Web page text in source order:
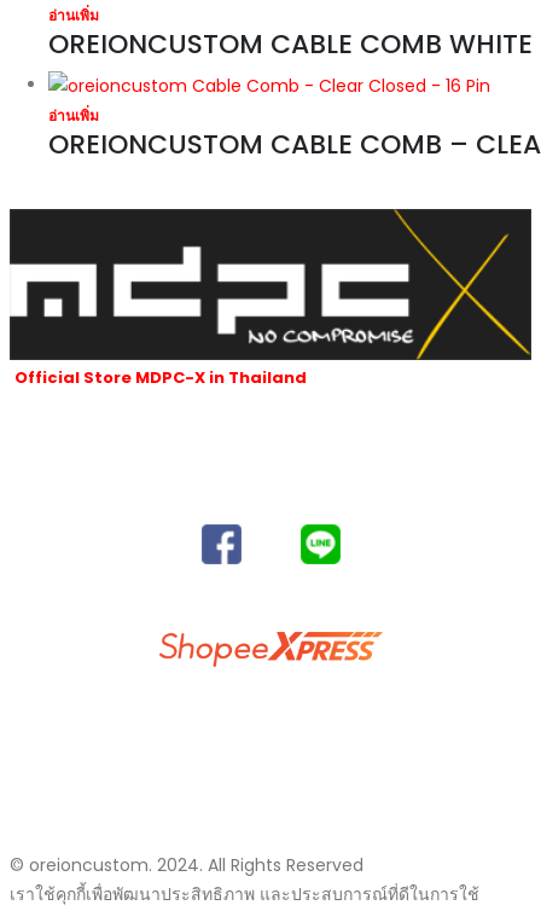
อ่านเพิ่ม
OREIONCUSTOM CABLE COMB
อ่านเพิ่ม
OREIONCUSTOM CABLE COMB –
Official Store MDPC-X in Thailand
© oreioncustom. 2024. All Rights Reserved
เราใช้คุกกี้เพื่อพัฒนาประสิทธิภาพ และประสบการณ์ที่ดีในการใช้